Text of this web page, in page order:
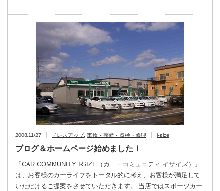
2008/11/27 ドレスアップ, 車検・整備・点検・修理 i-size
ブログ＆ホームページ始めました！
「CAR COMMUNITY I-SIZE（カー・コミュニティ イサイズ）」
は、お客様のカーライフをトータル的に考え、お客様が満足して
いただけるご提案をさせていただきます。 当店ではスポーツカー